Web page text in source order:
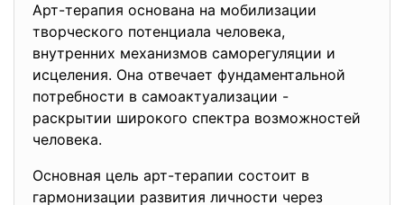
Арт-терапия основана на мобилизации
творческого потенциала человека,
внутренних механизмов саморегуляции и
исцеления. Она отвечает фундаментальной
потребности в самоактуализации -
раскрытии широкого спектра возможностей
человека.
Основная цель арт-терапии состоит в
гармонизации развития личности через